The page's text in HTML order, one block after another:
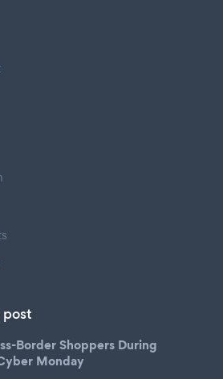
post
Border Shoppers During
Monday